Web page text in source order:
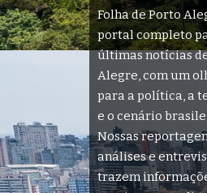
Folha de Porto
portal completo
últimas notícias
Alegre, com um
para a política, a
e o cenário
Nossas
análises e
trazem